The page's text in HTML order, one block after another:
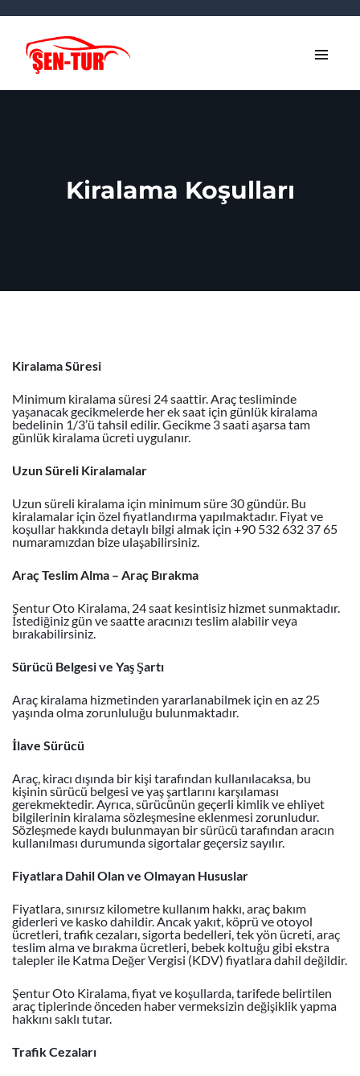
Kiralama Koşulları
Kiralama Süresi
Minimum kiralama süresi 24 saattir. Araç tesliminde
yaşanacak gecikmelerde her ek saat için günlük kiralama
bedelinin 1/3’ü tahsil edilir. Gecikme 3 saati aşarsa tam
günlük kiralama ücreti uygulanır.
Uzun Süreli Kiralamalar
Uzun süreli kiralama için minimum süre 30 gündür. Bu
kiralamalar için özel fiyatlandırma yapılmaktadır. Fiyat ve
koşullar hakkında detaylı bilgi almak için +90 532 632 37 65
numaramızdan bize ulaşabilirsiniz.
Araç Teslim Alma – Araç Bırakma
Şentur Oto Kiralama, 24 saat kesintisiz hizmet sunmaktadır.
İstediğiniz gün ve saatte aracınızı teslim alabilir veya
bırakabilirsiniz.
Sürücü Belgesi ve Yaş Şartı
Araç kiralama hizmetinden yararlanabilmek için en az 25
yaşında olma zorunluluğu bulunmaktadır.
İlave Sürücü
Araç, kiracı dışında bir kişi tarafından kullanılacaksa, bu
kişinin sürücü belgesi ve yaş şartlarını karşılaması
gerekmektedir. Ayrıca, sürücünün geçerli kimlik ve ehliyet
bilgilerinin kiralama sözleşmesine eklenmesi zorunludur.
Sözleşmede kaydı bulunmayan bir sürücü tarafından aracın
kullanılması durumunda sigortalar geçersiz sayılır.
Fiyatlara Dahil Olan ve Olmayan Hususlar
Fiyatlara, sınırsız kilometre kullanım hakkı, araç bakım
giderleri ve kasko dahildir. Ancak yakıt, köprü ve otoyol
ücretleri, trafik cezaları, sigorta bedelleri, tek yön ücreti, araç
teslim alma ve bırakma ücretleri, bebek koltuğu gibi ekstra
talepler ile Katma Değer Vergisi (KDV) fiyatlara dahil değildir.
Şentur Oto Kiralama, fiyat ve koşullarda, tarifede belirtilen
araç tiplerinde önceden haber vermeksizin değişiklik yapma
hakkını saklı tutar.
Trafik Cezaları